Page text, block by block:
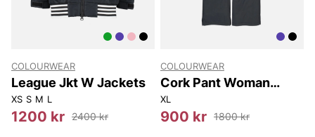
COLOURWEAR
League Jkt W Jackets
XS S M L
1200 kr 2400 kr
COLOURWEAR
Cork Pant Woman
Pants.
XL
900 kr 1800 kr